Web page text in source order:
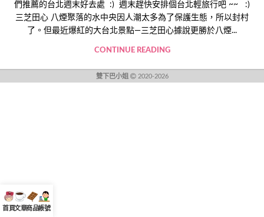
們推薦的台北週末好去處 :) 週末趕快安排個台北輕旅行吧 ~~ :)
三芝田心 八煙聚落的水中央因人潮太多為了保護生態，所以封村
了。但最近爆紅的大台北景點—三芝田心據說更勝於八煙...
CONTINUE READING
雙下巴小姐 2020-2026
首頁文章商品帳號